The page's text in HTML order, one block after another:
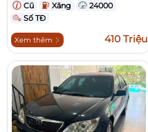
Cũ Xăng
24000
Số TĐ
Xem thêm 410 Triệu